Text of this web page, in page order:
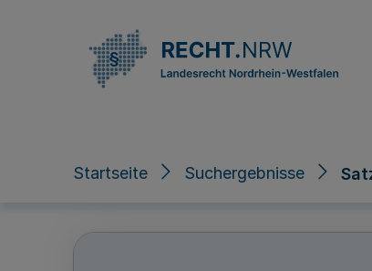
Startseite Suchergebnisse